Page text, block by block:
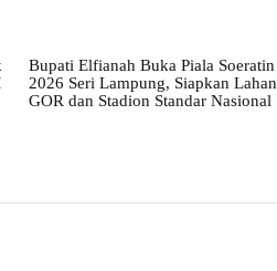
Bupati Elfianah Buka Piala Soeratin
2026 Seri Lampung, Siapkan Lahan
GOR dan Stadion Standar Nasional